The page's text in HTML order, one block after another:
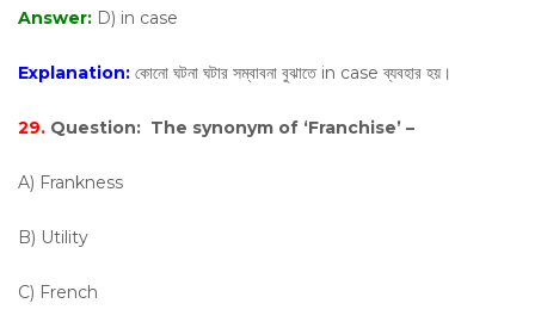
Answer: D) in case
Explanation: কোনো ঘটনা ঘটার সম্বাবনা বুঝাতে in case ব্যবহার হয়।
29. Question: The synonym of ‘Franchise’ –
A) Frankness
B) Utility
C) French